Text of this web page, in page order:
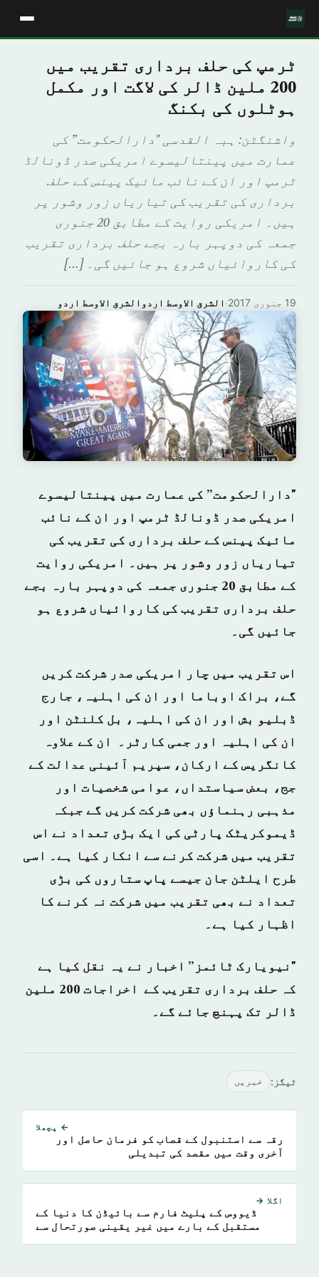
ٹرمپ کی حلف برداری تقریب میں
200 ملین ڈالر کی لاگت اور مکمل
ہوٹلوں کی بکنگ
واشنگٹن: ہبہ القدسی "دارالحکومت” کی
عمارت میں پینتالیسوے امریکی صدر ڈونالڈ
ٹرمپ اور ان کے نائب مائیک پینس کے حلف
برداری کی تقریب کی تیاریاں زور وشور پر
ہیں۔ امریکی روایت کے مطابق 20 جنوری
جمعہ کی دوپہر بارہ بجے حلف برداری تقریب
کی کاروائیاں شروع ہو جائیں گی۔ […]
الشرق الاوسط اردوالشرق الاوسط اردو · 19 جنوری 2017
"دارالحکومت” کی عمارت میں پینتالیسوے
امریکی صدر ڈونالڈ ٹرمپ اور ان کے نائب
مائیک پینس کے حلف برداری کی تقریب کی
تیاریاں زور وشور پر ہیں۔ امریکی روایت
کے مطابق 20 جنوری جمعہ کی دوپہر بارہ بجے
حلف برداری تقریب کی کاروائیاں شروع ہو
جائیں گی۔
اس تقریب میں چار امریکی صدر شرکت کریں
گے، براک اوباما اور ان کی اہلیہ، جارج
ڈبلیو بش اور ان کی اہلیہ، بل کلنٹن اور
ان کی اہلیہ اور جمی کارٹر۔ ان کے علاوہ
کانگریس کے ارکان، سپریم آئینی عدالت کے
جج، بعض سیاستداں، عوامی شخصیات اور
مذہبی رہنماؤں بھی شرکت کریں گے جبکہ
ڈیموکریٹک پارٹی کی ایک بڑی تعداد نے اس
تقریب میں شرکت کرنے سے انکار کیا ہے۔ اسی
طرح ایلٹن جان جیسے پاپ ستاروں کی بڑی
تعداد نے بھی تقریب میں شرکت نہ کرنے کا
اظہار کیا ہے۔
"نیویارک ٹائمز” اخبار نے یہ نقل کیا ہے
کہ حلف برداری تقریب کے اخراجات 200 ملین
ڈالر تک پہنچ جائے گے۔
ٹیگز: خبريں
← پچھلا
رقہ سے استنبول کے قصاب کو فرمان حاصل اور
آخری وقت میں مقصد کی تبدیلی
اگلا →
ڈیووس کے پلیٹ فارم سے بائیڈن کا دنیا کے
مستقبل کے بارے میں غیر یقینی صورتحال سے